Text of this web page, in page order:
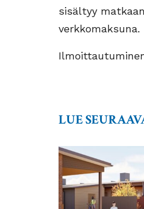
sisältyy
verkkomaksuna.
LUE